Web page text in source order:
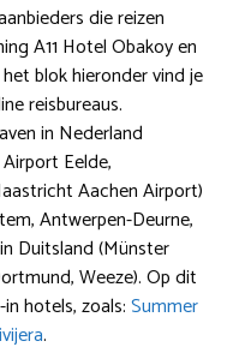
die reizen
A11 Hotel Obakoy en
blok hieronder vind je
reisbureaus.
in Nederland
Eelde,
Aachen Airport)
Antwerpen-Deurne,
Duitsland (Münster
Weeze). Op dit
hotels, zoals:Summer
.